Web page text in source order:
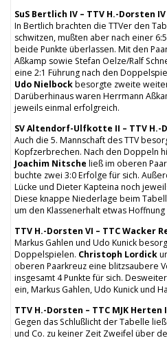
SuS Bertlich IV – TTV H.-Dorsten IV
In Bertlich brachten die TTVer den
schwitzen, mußten aber nach einer
beide Punkte überlassen. Mit den
Aßkamp sowie Stefan Oelze/Ralf
eine 2:1 Führung nach den
Udo Nielbockbesorgte zweite
Darüberhinaus waren Herrmann
jeweils einmal erfolgreich.
SV Altendorf-Ulfkotte II – TTV H.-
Auch die 5. Mannschaft des TTV
Kopfzerbrechen. Nach den Doppeln
Joachim Nitsche ließ im oberen
buchte zwei 3:0 Erfolge für sich.
Lücke und Dieter Kapteina noch
Diese knappe Niederlage beim
um den Klassenerhalt etwas
TTV H.-Dorsten VI – TTC Wacker
Markus Gahlen und Udo Kunick
Doppelspielen. Christoph Lordick
oberen Paarkreuz eine blitzsaubere
insgesamt 4 Punkte für sich.
ein, Markus Gahlen, Udo Kunick und
TTV H.-Dorsten – TTC MJK Herten
Gegen das Schlußlicht der Tabelle
und Co. zu keiner Zeit Zweifel über